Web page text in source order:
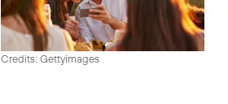
Credits: Gettyimages